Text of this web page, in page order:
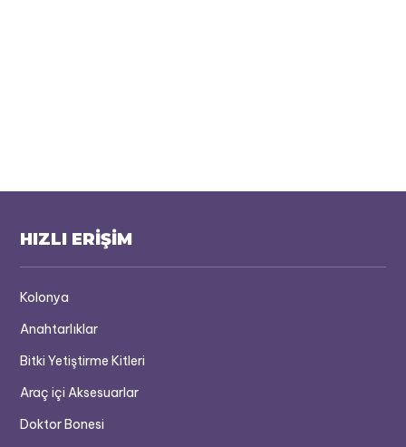
HIZLI ERİŞİM
Kolonya
Anahtarlıklar
Bitki Yetiştirme Kitleri
Araç içi Aksesuarlar
Doktor Bonesi